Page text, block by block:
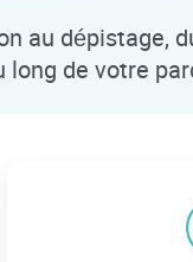
au dépistage,
de votre